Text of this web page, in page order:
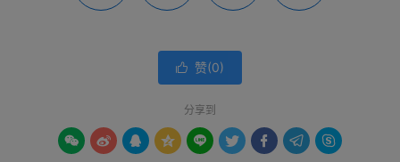
 赞(0)
分享到
        